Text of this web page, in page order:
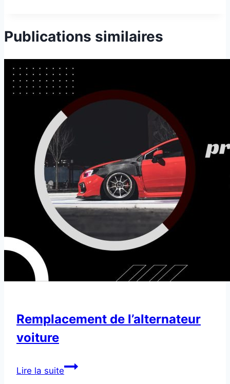
Publications similaires
Remplacement de l’alternateur
voiture
Lire la suiteRemplacement